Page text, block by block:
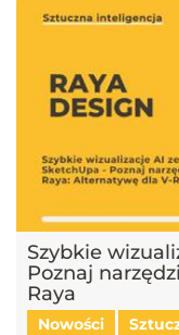
Szybkie
Poznaj
Raya
Nowości